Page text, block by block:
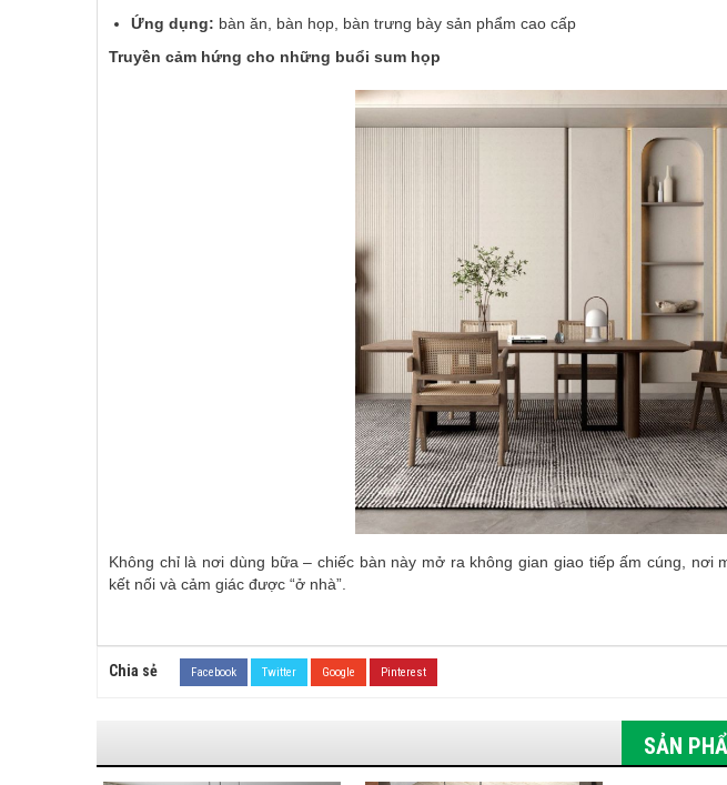
Ứng dụng: bàn ăn, bàn họp, bàn trưng bày sản phẩm cao cấp
Truyền cảm hứng cho những buổi sum họp
Không chỉ là nơi dùng bữa – chiếc bàn này mở ra không gian giao tiếp ấm cúng, nơi
kết nối và cảm giác được “ở nhà”.
Chia sẻ Facebook Twitter Google Pinterest
SẢN